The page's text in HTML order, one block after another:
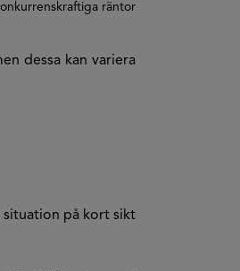
räntor
dessa kan variera
på kort sikt